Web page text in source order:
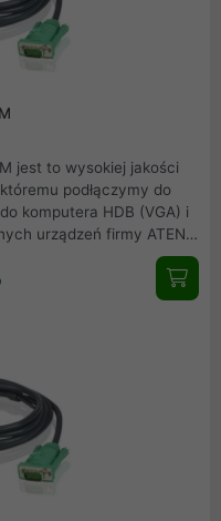
jest to wysokiej jakości
podłączymy do
komputera HDB (VGA) i